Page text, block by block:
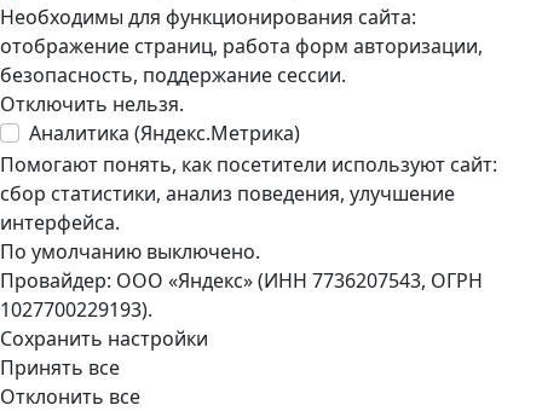
Необходимы для функционирования сайта:
отображение страниц, работа форм авторизации,
безопасность, поддержание сессии.
Отключить нельзя.
Аналитика (Яндекс.Метрика)
Помогают понять, как посетители используют сайт:
сбор статистики, анализ поведения, улучшение
интерфейса.
По умолчанию выключено.
Провайдер: ООО «Яндекс» (ИНН 7736207543, ОГРН
1027700229193).
Сохранить настройки
Принять все
Отклонить все